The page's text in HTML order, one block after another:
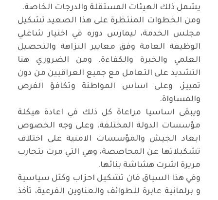
يشمل ذلك الهيئات المستقلة والدرجات الخاصة.
ومن الخطوات المنتظرة على هذا الصعيد تشكيل
مجلس الخدمة، ليمارس دوره في اختيار شاغلي
الوظيفة العامة وفق معايير النزاهة والتحصيل
العلمي والخبرة والكفاءة. ومن الضروري هنا
التشديد على التعامل مع جميع العراقيين من دون
تمييز، وعلى اساس المواطنة وتكافؤ الفرص
والمساواة.
ويبقى اساسيا مراعاة كل ذلك في اعادة هيكلة
مؤسسات الدولة المختلفة، وعلى وجه الخصوص
ابعاد الجيش والمؤسسات الامنية على اختلاف
تشكيلاتها عن المحاصصة، وهي التي مرت بتجارب
مريرة اشرت هشاشة بنائها.
وفي هذا السياق فان تشكيل احزاب وكتل سياسية
و برلمانية عابرة للطوائف والعناوين الفرعية، تأخذ